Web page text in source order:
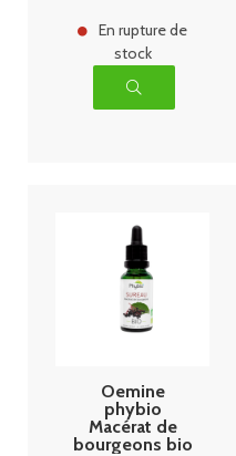
En rupture de
stock
Oemine
phybio
Macérat de
bourgeons bio